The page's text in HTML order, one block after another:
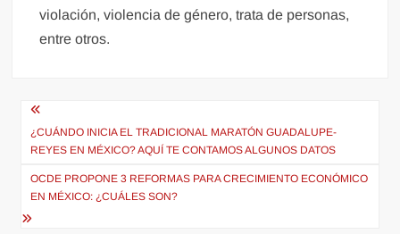
violación, violencia de género, trata de personas,
entre otros.
Navegación
de
entradas
¿CUÁNDO INICIA EL TRADICIONAL MARATÓN GUADALUPE-
REYES EN MÉXICO? AQUÍ TE CONTAMOS ALGUNOS DATOS
OCDE PROPONE 3 REFORMAS PARA CRECIMIENTO ECONÓMICO
EN MÉXICO: ¿CUÁLES SON?